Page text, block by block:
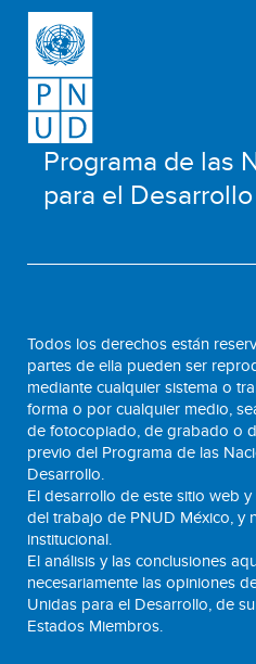
Programa de las
para el Desarrollo
Todos los derechos están
partes de ella pueden ser
mediante cualquier sistema o
forma o por cualquier medio,
de fotocopiado, de grabado o
previo del Programa de las
Desarrollo.
El desarrollo de este sitio web
del trabajo de PNUD México, y
institucional.
El análisis y las conclusiones
necesariamente las opiniones
Unidas para el Desarrollo, de
Estados Miembros.